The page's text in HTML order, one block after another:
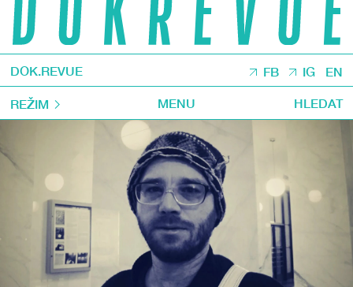
DOK.REVUE FB IG EN
REŽIM MENU HLEDAT